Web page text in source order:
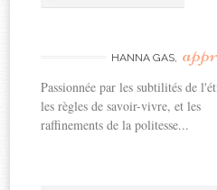
HANNA GAS,
Passionnée par les subtilités de
les règles de savoir-vivre, et les
raffinements de la politesse...